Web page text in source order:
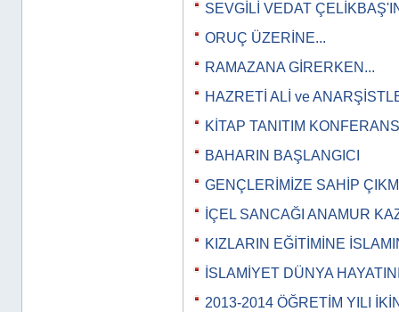
SEVGİLİ VEDAT
ORUÇ ÜZERİNE...
RAMAZANA GİRERKEN...
HAZRETİ ALİ ve
KİTAP TANITIM
BAHARIN BAŞLANGICI
GENÇLERİMİZE SAHİP
İÇEL SANCAĞI ANAMUR
KIZLARIN EĞİTİMİNE
İSLAMİYET DÜNYA
2013-2014 ÖĞRETİM YILI